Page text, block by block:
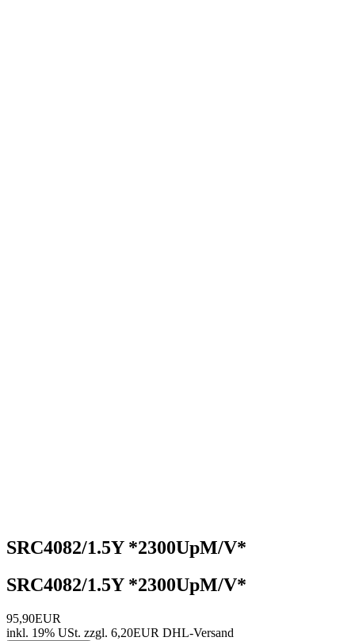
SRC4082/1.5Y *2300UpM/V*
SRC4082/1.5Y *2300UpM/V*
95,90EUR
inkl. 19% USt. zzgl. 6,20EUR DHL-Versand